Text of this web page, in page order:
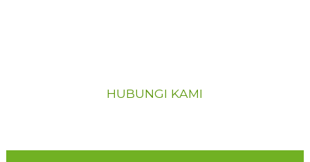
HUBUNGI KAMI